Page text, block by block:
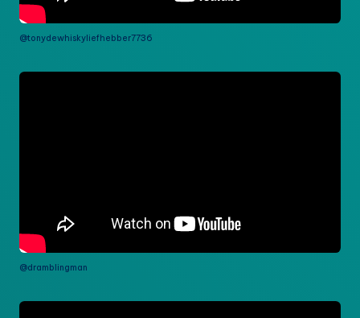
@tonydewhiskyliefhebber7736
@dramblingman